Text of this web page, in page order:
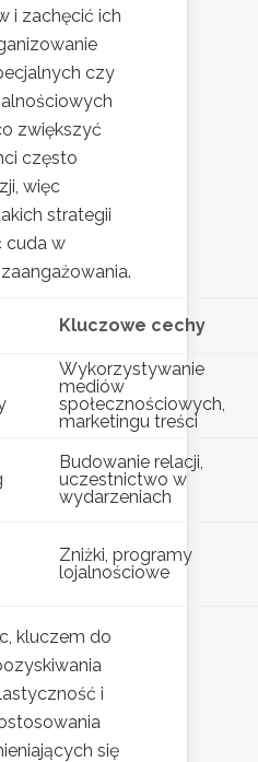
i zachęcić ich
czy
zwiększyć
często
więc
strategii
cuda w
Kluczowe cechy
Wykorzystywanie
mediów
społecznościowych,
marketingu treści
Budowanie relacji,
uczestnictwo w
wydarzeniach
Zniżki, programy
lojalnościowe
kluczem do
i
się